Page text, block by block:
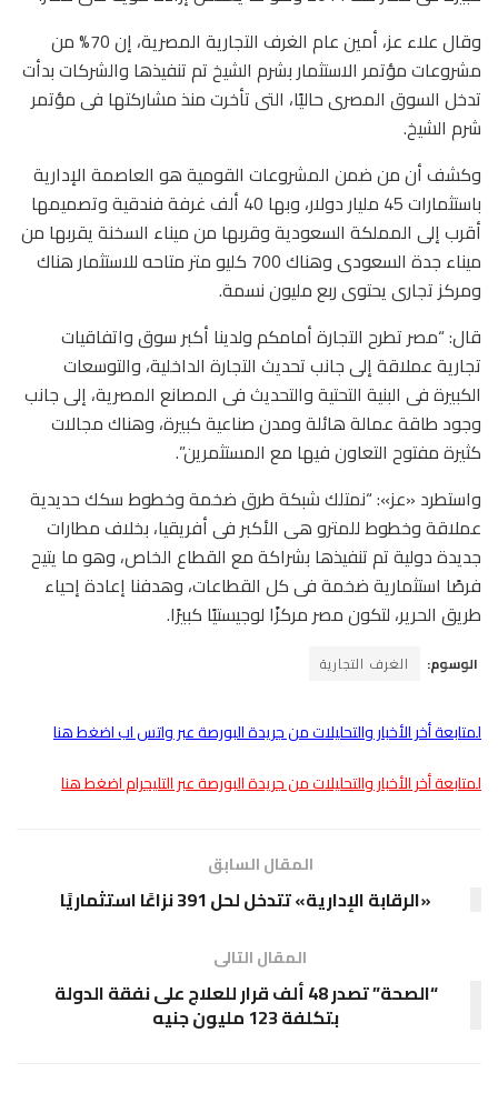
وقال علاء عز، أمين عام الغرف التجارية المصرية، إن 70% من
مشروعات مؤتمر الاستثمار بشرم الشيخ تم تنفيذها والشركات بدأت
تدخل السوق المصرى حاليًا، التى تأخرت منذ مشاركتها فى مؤتمر
شرم الشيخ.
وكشف أن من ضمن المشروعات القومية هو العاصمة الإدارية
باستثمارات 45 مليار دولار، وبها 40 ألف غرفة فندقية وتصميمها
أقرب إلى المملكة السعودية وقربها من ميناء السخنة يقربها من
ميناء جدة السعودى وهناك 700 كليو متر متاحه للاستثمار هناك
ومركز تجارى يحتوى ربع مليون نسمة.
قال: “مصر تطرح التجارة أمامكم ولدينا أكبر سوق واتفاقيات
تجارية عملاقة إلى جانب تحديث التجارة الداخلية، والتوسعات
الكبيرة فى البنية التحتية والتحديث فى المصانع المصرية، إلى جانب
وجود طاقة عمالة هائلة ومدن صناعية كبيرة، وهناك مجالات
كثيرة مفتوح التعاون فيها مع المستثمرين”.
واستطرد «عز»: “نمتلك شبكة طرق ضخمة وخطوط سكك حديدية
عملاقة وخطوط للمترو هى الأكبر فى أفريقيا، بخلاف مطارات
جديدة دولية تم تنفيذها بشراكة مع القطاع الخاص، وهو ما يتيح
فرصًا استثمارية ضخمة فى كل القطاعات، وهدفنا إعادة إحياء
طريق الحرير، لتكون مصر مركزًا لوجيستيًا كبيرًا.
الوسوم: الغرف التجارية
لمتابعة أخر الأخبار والتحليلات من جريدة البورصة عبر واتس اب اضغط هنا
لمتابعة أخر الأخبار والتحليلات من جريدة البورصة عبر التليجرام اضغط هنا
المقال السابق
«الرقابة الإدارية» تتدخل لحل 391 نزاعًا استثماريًا
المقال التالى
“الصحة” تصدر 48 ألف قرار للعلاج على نفقة الدولة
بتكلفة 123 مليون جنيه